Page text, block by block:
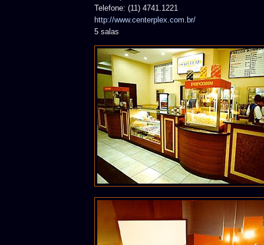
Telefone: (11) 4741.1221
http://www.centerplex.com.br/
5 salas